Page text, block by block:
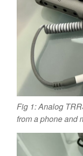
Fig 1: Analog
from a phone and